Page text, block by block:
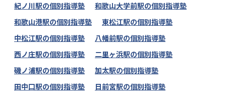
紀ノ川駅の個別指導塾
和歌山大学前駅の個別指導塾
和歌山港駅の個別指導塾
東松江駅の個別指導塾
中松江駅の個別指導塾
八幡前駅の個別指導塾
西ノ庄駅の個別指導塾
二里ヶ浜駅の個別指導塾
磯ノ浦駅の個別指導塾
加太駅の個別指導塾
田中口駅の個別指導塾
日前宮駅の個別指導塾